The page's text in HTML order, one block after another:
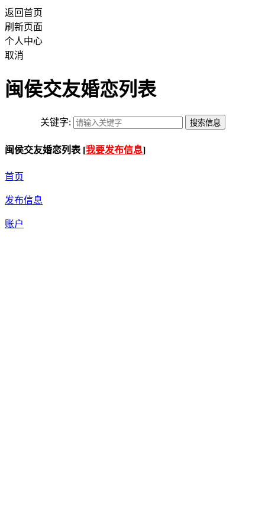
返回首页
刷新页面
个人中心
取消
闽侯交友婚恋列表
关键字:
闽侯交友婚恋列表 [我要发布信息]
首页
发布信息
账户